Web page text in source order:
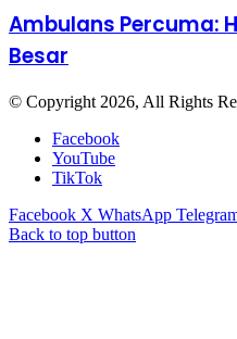
Ambulans Percuma:
Besar
© Copyright 2026, All Rights
Facebook
YouTube
TikTok
Facebook X WhatsApp
Back to top button